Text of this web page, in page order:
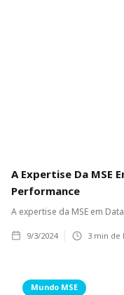
A Expertise Da MSE
Performance
A expertise da MSE em
9/3/2024 3 min de
Mundo MSE